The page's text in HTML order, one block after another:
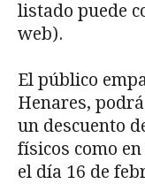
listado puede
web).
El público
Henares,
un descuento
físicos como
el día 16 de